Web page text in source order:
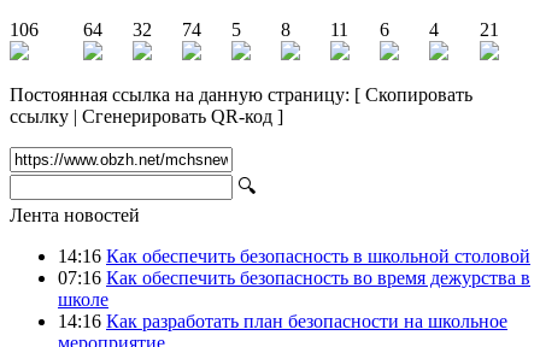
106
64 32 74 5 8 11 6 4 21
Постоянная ссылка на данную страницу: [ Скопировать
ссылку | Сгенерировать QR-код ]
🔍
Лента новостей
14:16 Как обеспечить безопасность в школьной столовой
07:16 Как обеспечить безопасность во время дежурства в
школе
14:16 Как разработать план безопасности на школьное
мероприятие